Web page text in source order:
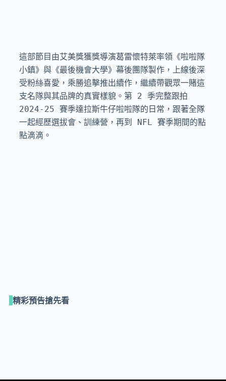
這部節目由艾美獎獲獎導演葛雷懷特萊率領《啦啦隊
小鎮》與《最後機會大學》幕後團隊製作，上線後深
受粉絲喜愛，乘勝追擊推出續作，繼續帶觀眾一賭這
支名隊與其品牌的真實樣貌。第 2 季完整跟拍
2024-25 賽季達拉斯牛仔啦啦隊的日常，跟著全隊
一起經歷選拔會、訓練營，再到 NFL 賽季期間的點
點滴滴。
精彩預告搶先看